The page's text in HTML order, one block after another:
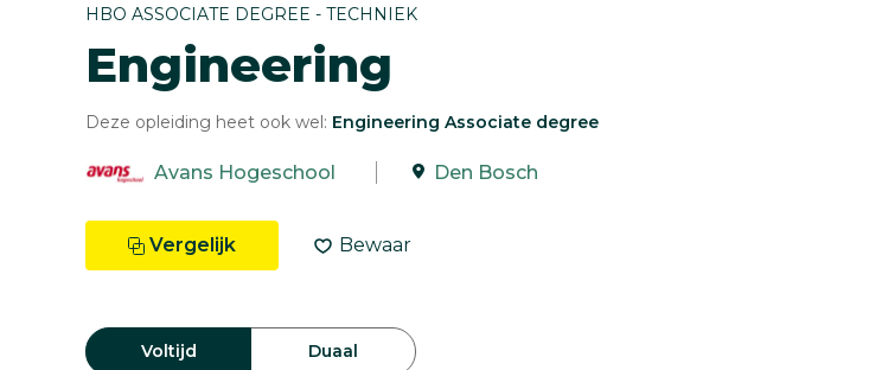
HBO ASSOCIATE DEGREE - TECHNIEK
Engineering
Deze opleiding heet ook wel: Engineering Associate degree
Avans Hogeschool Den Bosch
Vergelijk Bewaar
Voltijd Duaal